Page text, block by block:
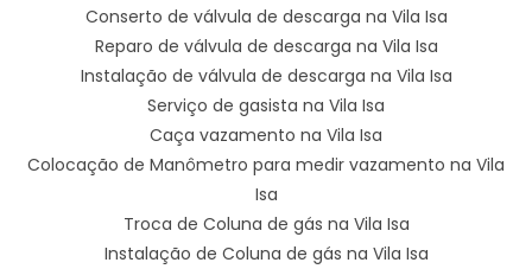
Conserto de válvula de descarga na Vila Isa
Reparo de válvula de descarga na Vila Isa
Instalação de válvula de descarga na Vila Isa
Serviço de gasista na Vila Isa
Caça vazamento na Vila Isa
Colocação de Manômetro para medir vazamento na Vila
Isa
Troca de Coluna de gás na Vila Isa
Instalação de Coluna de gás na Vila Isa